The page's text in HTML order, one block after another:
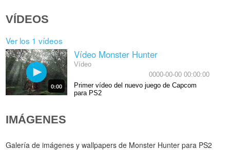
VÍDEOS
Ver los 1 vídeos
0:00
Vídeo Monster Hunter
Vídeo
0000-00-00 00:00:00
Primer vídeo del nuevo juego de Capcom
para PS2
IMÁGENES
Galería de imágenes y wallpapers de Monster Hunter para PS2